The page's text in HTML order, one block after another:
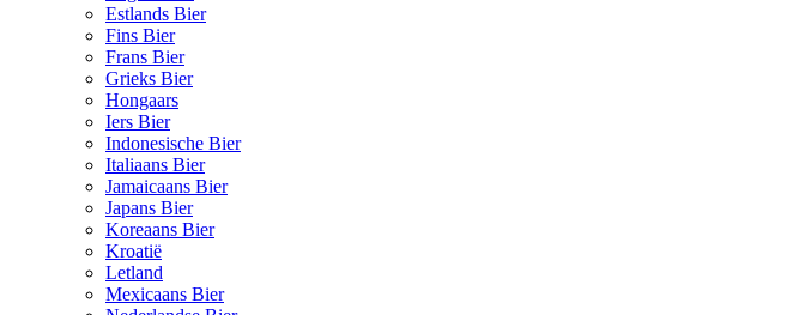
Estlands Bier
Fins Bier
Frans Bier
Grieks Bier
Hongaars
Iers Bier
Indonesische Bier
Italiaans Bier
Jamaicaans Bier
Japans Bier
Koreaans Bier
Kroatië
Letland
Mexicaans Bier